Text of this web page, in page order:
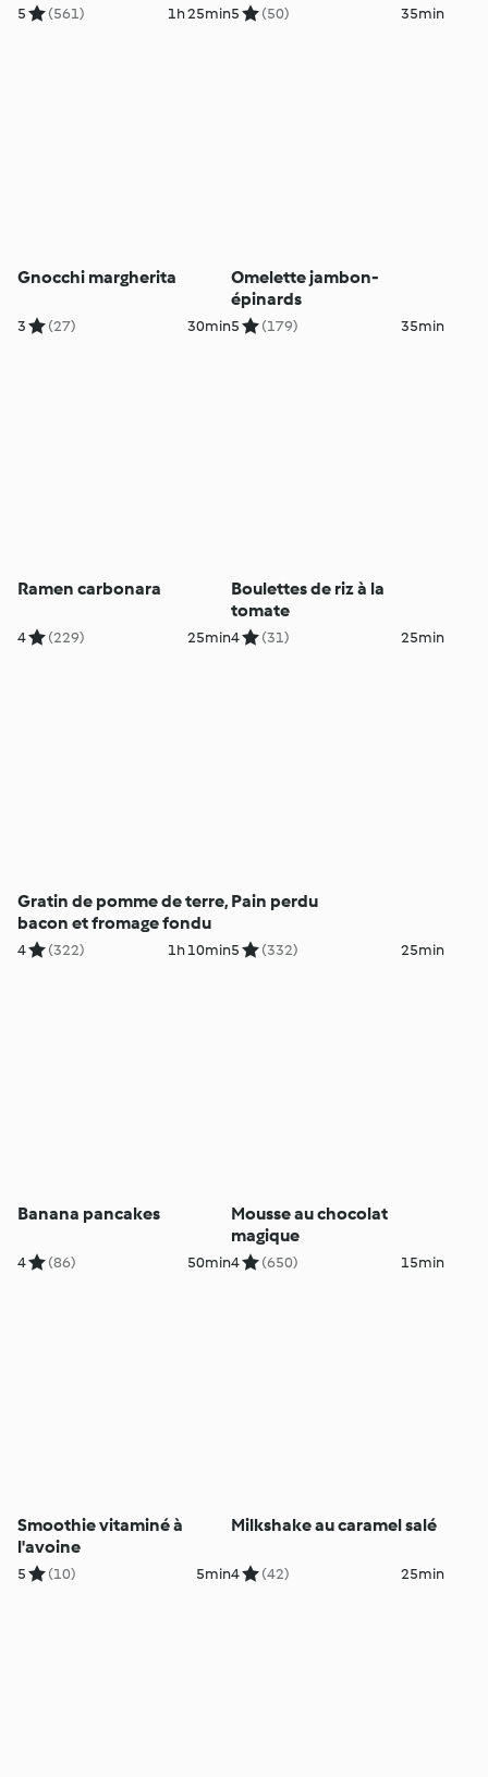
5 (561) 1h 25min5 (50) 35min
Gnocchi margherita
3 (27) 30min
Omelette jambon-
épinards
5 (179) 35min
Ramen carbonara
4 (229) 25min
Boulettes de riz à la
tomate
4 (31) 25min
Gratin de pomme de terre,
bacon et fromage fondu
4 (322) 1h 10min
Pain perdu
5 (332) 25min
Banana pancakes
4 (86) 50min
Mousse au chocolat
magique
4 (650) 15min
Smoothie vitaminé à
l'avoine
5 (10) 5min
Milkshake au caramel salé
4 (42) 25min